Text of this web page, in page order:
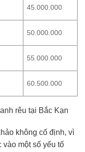
45.000.000
50.000.000
55.000.000
60.500.000
rêu tại Bắc Kạn
không cố định, vì
vào một số yếu tố